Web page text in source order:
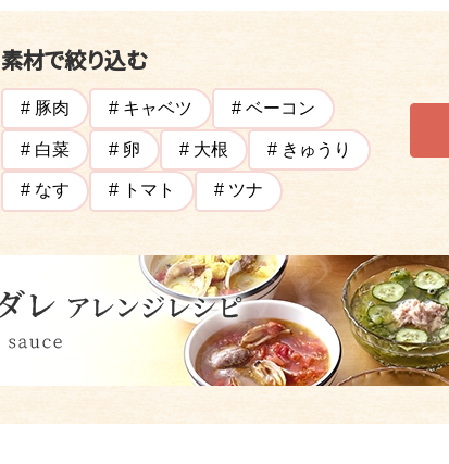
素材で絞り込む
# 豚肉 # キャベツ # ベーコン
# 白菜 # 卵 # 大根 # きゅうり
# なす # トマト # ツナ